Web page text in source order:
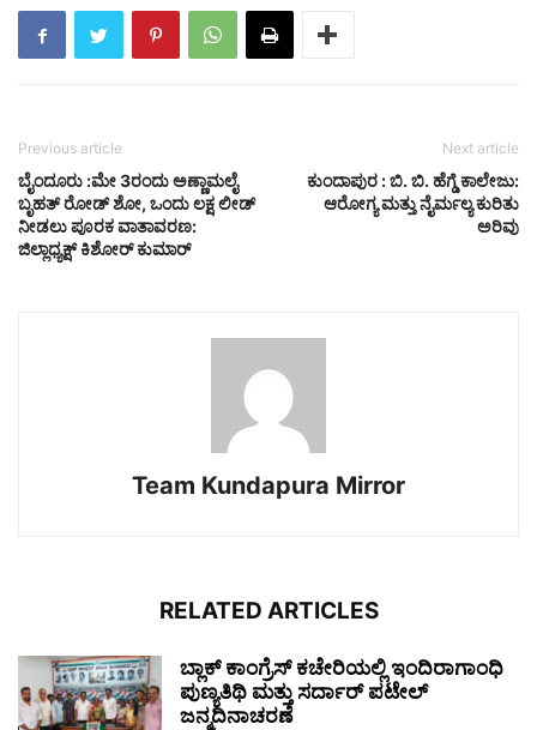
Previous article
ಬೈಂದೂರು :ಮೇ 3ರಂದು ಅಣ್ಣಾಮಲೈ
ಬೃಹತ್ ರೋಡ್ ಶೋ, ಒಂದು ಲಕ್ಷ ಲೀಡ್
ನೀಡಲು ಪೂರಕ ವಾತಾವರಣ:
ಜಿಲ್ಲಾಧ್ಯಕ್ಷ್ ಕಿಶೋರ್ ಕುಮಾರ್
Next article
ಕುಂದಾಪುರ : ಬಿ. ಬಿ. ಹೆಗ್ಡೆ ಕಾಲೇಜು:
ಆರೋಗ್ಯ ಮತ್ತು ನೈರ್ಮಲ್ಯ ಕುರಿತು
ಅರಿವು
Team Kundapura Mirror
RELATED ARTICLES
ಬ್ಲಾಕ್ ಕಾಂಗ್ರೆಸ್ ಕಚೇರಿಯಲ್ಲಿ ಇಂದಿರಾಗಾಂಧಿ
ಪುಣ್ಯತಿಥಿ ಮತ್ತು ಸರ್ದಾರ್ ಪಟೇಲ್
ಜನ್ಮದಿನಾಚರಣೆ